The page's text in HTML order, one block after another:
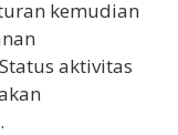
kemudian
aktivitas